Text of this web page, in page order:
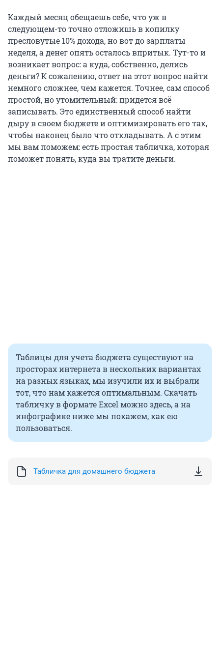
Каждый месяц обещаешь себе, что уж в
следующем-то точно отложишь в копилку
пресловутые 10% дохода, но вот до зарплаты
неделя, а денег опять осталось впритык. Тут-то и
возникает вопрос: а куда, собственно, делись
деньги? К сожалению, ответ на этот вопрос найти
немного сложнее, чем кажется. Точнее, сам способ
простой, но утомительный: придется всё
записывать. Это единственный способ найти
дыру в своем бюджете и оптимизировать его так,
чтобы наконец было что откладывать. А с этим
мы вам поможем: есть простая табличка, которая
поможет понять, куда вы тратите деньги.
Таблицы для учета бюджета существуют на
просторах интернета в нескольких вариантах
на разных языках, мы изучили их и выбрали
тот, что нам кажется оптимальным. Скачать
табличку в формате Excel можно здесь, а на
инфографике ниже мы покажем, как ею
пользоваться.
Табличка для домашнего бюджета